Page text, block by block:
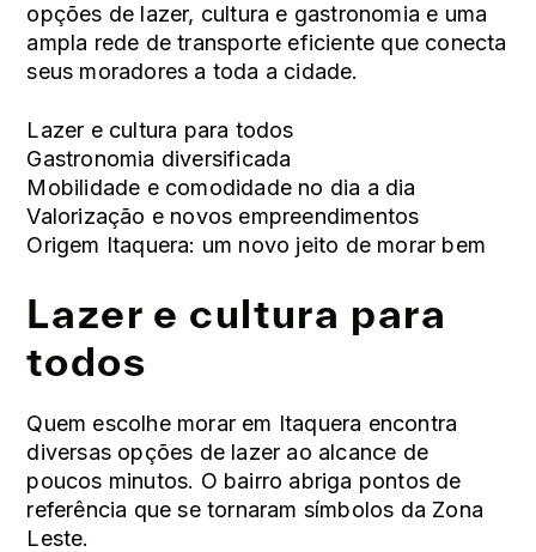
opções de lazer, cultura e gastronomia e uma
ampla rede de transporte eficiente que conecta
seus moradores a toda a cidade.
Lazer e cultura para todos
Gastronomia diversificada
Mobilidade e comodidade no dia a dia
Valorização e novos empreendimentos
Origem Itaquera: um novo jeito de morar bem
Lazer e cultura para
todos
Quem escolhe morar em Itaquera encontra
diversas opções de lazer ao alcance de
poucos minutos. O bairro abriga pontos de
referência que se tornaram símbolos da Zona
Leste.